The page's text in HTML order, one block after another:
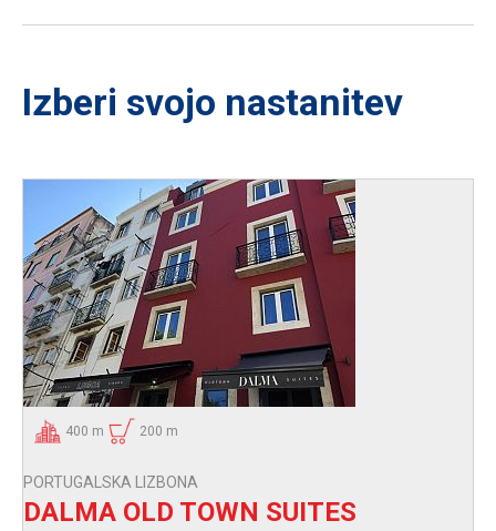
Izberi svojo nastanitev
400 m 200 m
PORTUGALSKA LIZBONA
DALMA OLD TOWN SUITES